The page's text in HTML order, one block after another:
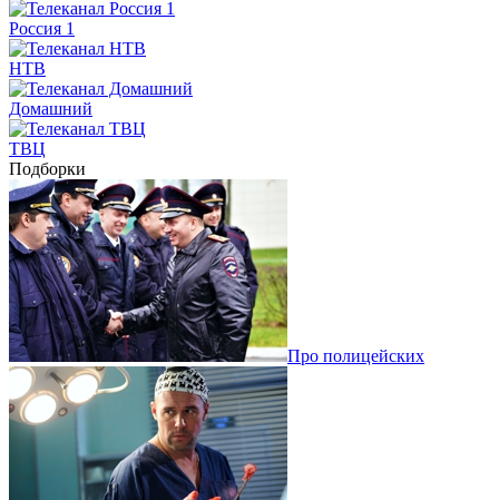
Россия 1
НТВ
Домашний
ТВЦ
Подборки
Про полицейских